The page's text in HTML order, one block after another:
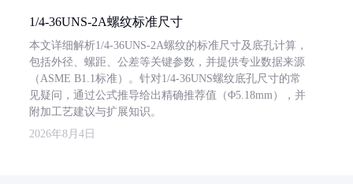
1/4-36UNS-2A螺纹标准尺寸
本文详细解析1/4-36UNS-2A螺纹的标准尺寸及底孔计算，
包括外径、螺距、公差等关键参数，并提供专业数据来源
（ASME B1.1标准）。针对1/4-36UNS螺纹底孔尺寸的常
见疑问，通过公式推导给出精确推荐值（Φ5.18mm），并
附加工艺建议与扩展知识。
2026年8月4日